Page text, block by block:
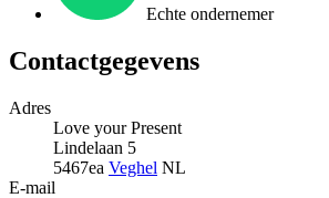
Echte ondernemer
Contactgegevens
Adres
Love your Present
Lindelaan 5
5467ea Veghel NL
E-mail